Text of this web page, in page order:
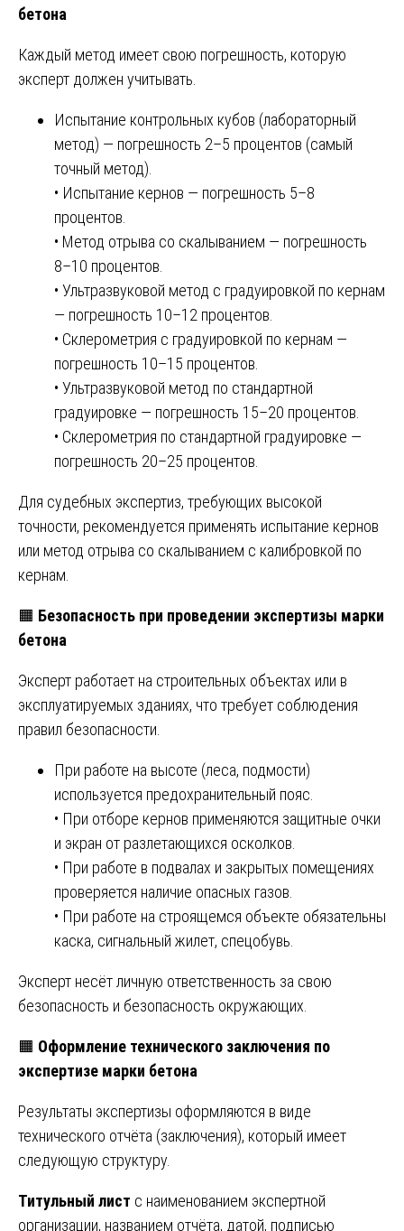
бетона
Каждый метод имеет свою погрешность, которую
эксперт должен учитывать.
Испытание контрольных кубов (лабораторный
метод) — погрешность 2–5 процентов (самый
точный метод).
• Испытание кернов — погрешность 5–8
процентов.
• Метод отрыва со скалыванием — погрешность
8–10 процентов.
• Ультразвуковой метод с градуировкой по кернам
— погрешность 10–12 процентов.
• Склерометрия с градуировкой по кернам —
погрешность 10–15 процентов.
• Ультразвуковой метод по стандартной
градуировке — погрешность 15–20 процентов.
• Склерометрия по стандартной градуировке —
погрешность 20–25 процентов.
Для судебных экспертиз, требующих высокой
точности, рекомендуется применять испытание кернов
или метод отрыва со скалыванием с калибровкой по
кернам.
🟧 Безопасность при проведении экспертизы марки
бетона
Эксперт работает на строительных объектах или в
эксплуатируемых зданиях, что требует соблюдения
правил безопасности.
При работе на высоте (леса, подмости)
используется предохранительный пояс.
• При отборе кернов применяются защитные очки
и экран от разлетающихся осколков.
• При работе в подвалах и закрытых помещениях
проверяется наличие опасных газов.
• При работе на строящемся объекте обязательны
каска, сигнальный жилет, спецобувь.
Эксперт несёт личную ответственность за свою
безопасность и безопасность окружающих.
🟧 Оформление технического заключения по
экспертизе марки бетона
Результаты экспертизы оформляются в виде
технического отчёта (заключения), который имеет
следующую структуру.
Титульный лист с наименованием экспертной
организации, названием отчёта, датой, подписью